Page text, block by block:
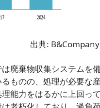
出典: B&Company
廃棄物収集システムを
ものの、処理が必要な
能力をはるかに上回っ